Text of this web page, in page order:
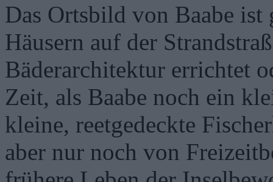
Das Ortsbild von Baabe ist
Häusern auf der
Bäderarchitektur errichtet
Zeit, als Baabe noch ein
kleine, reetgedeckte
aber nur noch von